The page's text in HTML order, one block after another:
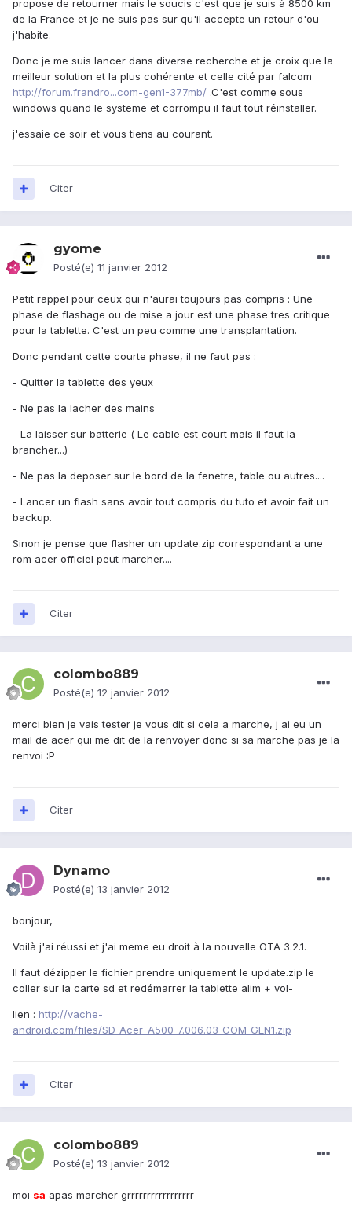
propose de retourner mais le soucis c'est que je suis à 8500 km
de la France et je ne suis pas sur qu'il accepte un retour d'ou
j'habite.
Donc je me suis lancer dans diverse recherche et je croix que la
meilleur solution et la plus cohérente et celle cité par falcom
http://forum.frandro...com-gen1-377mb/ .C'est comme sous
windows quand le systeme et corrompu il faut tout réinstaller.
j'essaie ce soir et vous tiens au courant.
Citer
gyome
Posté(e) 11 janvier 2012
Petit rappel pour ceux qui n'aurai toujours pas compris : Une
phase de flashage ou de mise a jour est une phase tres critique
pour la tablette. C'est un peu comme une transplantation.
Donc pendant cette courte phase, il ne faut pas :
- Quitter la tablette des yeux
- Ne pas la lacher des mains
- La laisser sur batterie ( Le cable est court mais il faut la
brancher...)
- Ne pas la deposer sur le bord de la fenetre, table ou autres....
- Lancer un flash sans avoir tout compris du tuto et avoir fait un
backup.
Sinon je pense que flasher un update.zip correspondant a une
rom acer officiel peut marcher....
Citer
colombo889
Posté(e) 12 janvier 2012
merci bien je vais tester je vous dit si cela a marche, j ai eu un
mail de acer qui me dit de la renvoyer donc si sa marche pas je la
renvoi :P
Citer
Dynamo
Posté(e) 13 janvier 2012
bonjour,
Voilà j'ai réussi et j'ai meme eu droit à la nouvelle OTA 3.2.1.
Il faut dézipper le fichier prendre uniquement le update.zip le
coller sur la carte sd et redémarrer la tablette alim + vol-
lien : http://vache-
android.com/files/SD_Acer_A500_7.006.03_COM_GEN1.zip
Citer
colombo889
Posté(e) 13 janvier 2012
moi sa apas marcher grrrrrrrrrrrrrrrrr